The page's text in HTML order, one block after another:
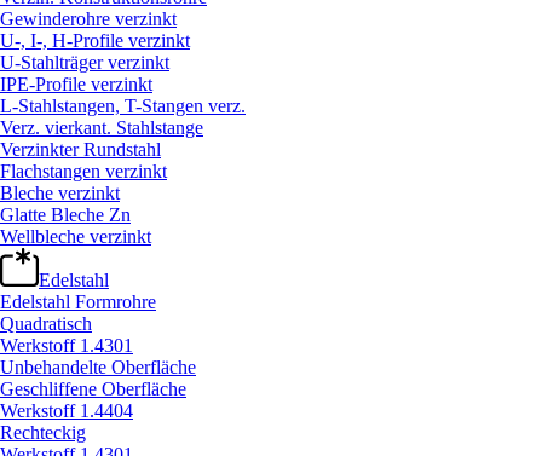
Gewinderohre verzinkt
U-, I-, H-Profile verzinkt
U-Stahlträger verzinkt
IPE-Profile verzinkt
L-Stahlstangen, T-Stangen verz.
Verz. vierkant. Stahlstange
Verzinkter Rundstahl
Flachstangen verzinkt
Bleche verzinkt
Glatte Bleche Zn
Wellbleche verzinkt
Edelstahl
Edelstahl Formrohre
Quadratisch
Werkstoff 1.4301
Unbehandelte Oberfläche
Geschliffene Oberfläche
Werkstoff 1.4404
Rechteckig